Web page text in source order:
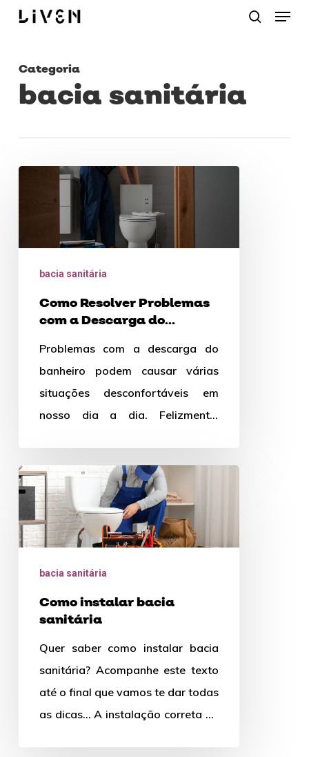
Skip
content
Menu
Categoria
bacia sanitária
Resolver
bacia sanitária
Como Resolver Problemas
com a Descarga do
Problemas com a descarga do
banheiro podem causar várias
situações desconfortáveis em
nosso dia a dia. Felizmente,
Como
instalar
bacia
sanitária
bacia sanitária
Como instalar bacia
sanitária
Quer saber como instalar bacia
sanitária? Acompanhe este texto
até o final que vamos te dar todas
as dicas… A instalação correta de